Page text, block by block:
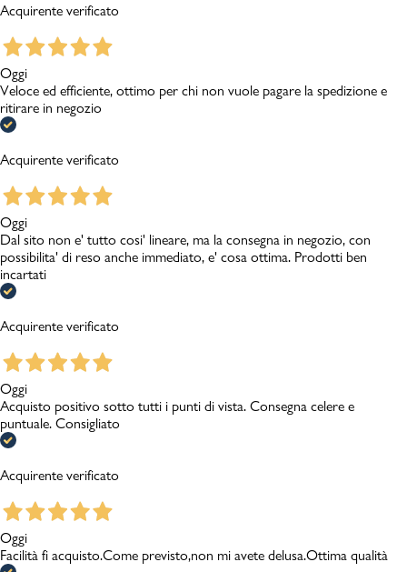
Acquirente verificato
Oggi
Veloce ed efficiente, ottimo per chi non vuole pagare la spedizione e
ritirare in negozio
Acquirente verificato
Oggi
Dal sito non e' tutto cosi' lineare, ma la consegna in negozio, con
possibilita' di reso anche immediato, e' cosa ottima. Prodotti ben
incartati
Acquirente verificato
Oggi
Acquisto positivo sotto tutti i punti di vista. Consegna celere e
puntuale. Consigliato
Acquirente verificato
Oggi
Facilità fi acquisto.Come previsto,non mi avete delusa.Ottima qualità